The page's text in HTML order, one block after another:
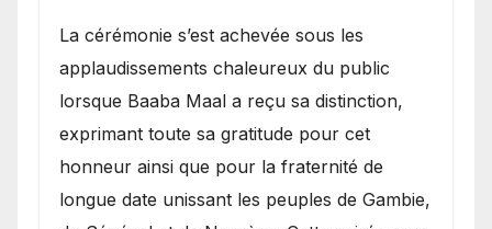
​La cérémonie s’est achevée sous les
applaudissements chaleureux du public
lorsque Baaba Maal a reçu sa distinction,
exprimant toute sa gratitude pour cet
honneur ainsi que pour la fraternité de
longue date unissant les peuples de Gambie,